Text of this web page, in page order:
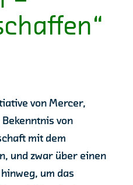
von Mercer,
von
mit dem
und zwar über einen
um das